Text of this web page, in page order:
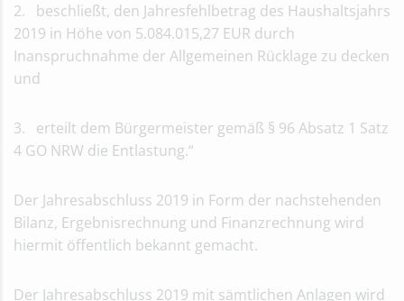
Archivierte Haushaltspläne
Haushalt 2017/2018
Haushalt 2015/2016
Haushaltssicherungskonzept
Jahresabschluss 2019
Jahresabschluss 2018
Jahresabschluss 2017
Jahresabschluss 2016
Jahresabschluss 2014
2. beschließt, den Jahresfehlbetrag des Haushaltsjahrs
2019 in Höhe von 5.084.015,27 EUR durch
Inanspruchnahme der Allgemeinen Rücklage zu decken
und
3. erteilt dem Bürgermeister gemäß § 96 Absatz 1 Satz
4 GO NRW die Entlastung.“
Der Jahresabschluss 2019 in Form der nachstehenden
Bilanz, Ergebnisrechnung und Finanzrechnung wird
hiermit öffentlich bekannt gemacht.
Der Jahresabschluss 2019 mit sämtlichen Anlagen wird